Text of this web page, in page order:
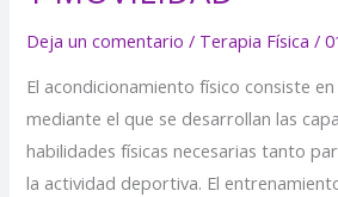
Deja un comentario / Terapia Física /
El acondicionamiento físico consiste
mediante el que se desarrollan las
habilidades físicas necesarias tanto
la actividad deportiva. El